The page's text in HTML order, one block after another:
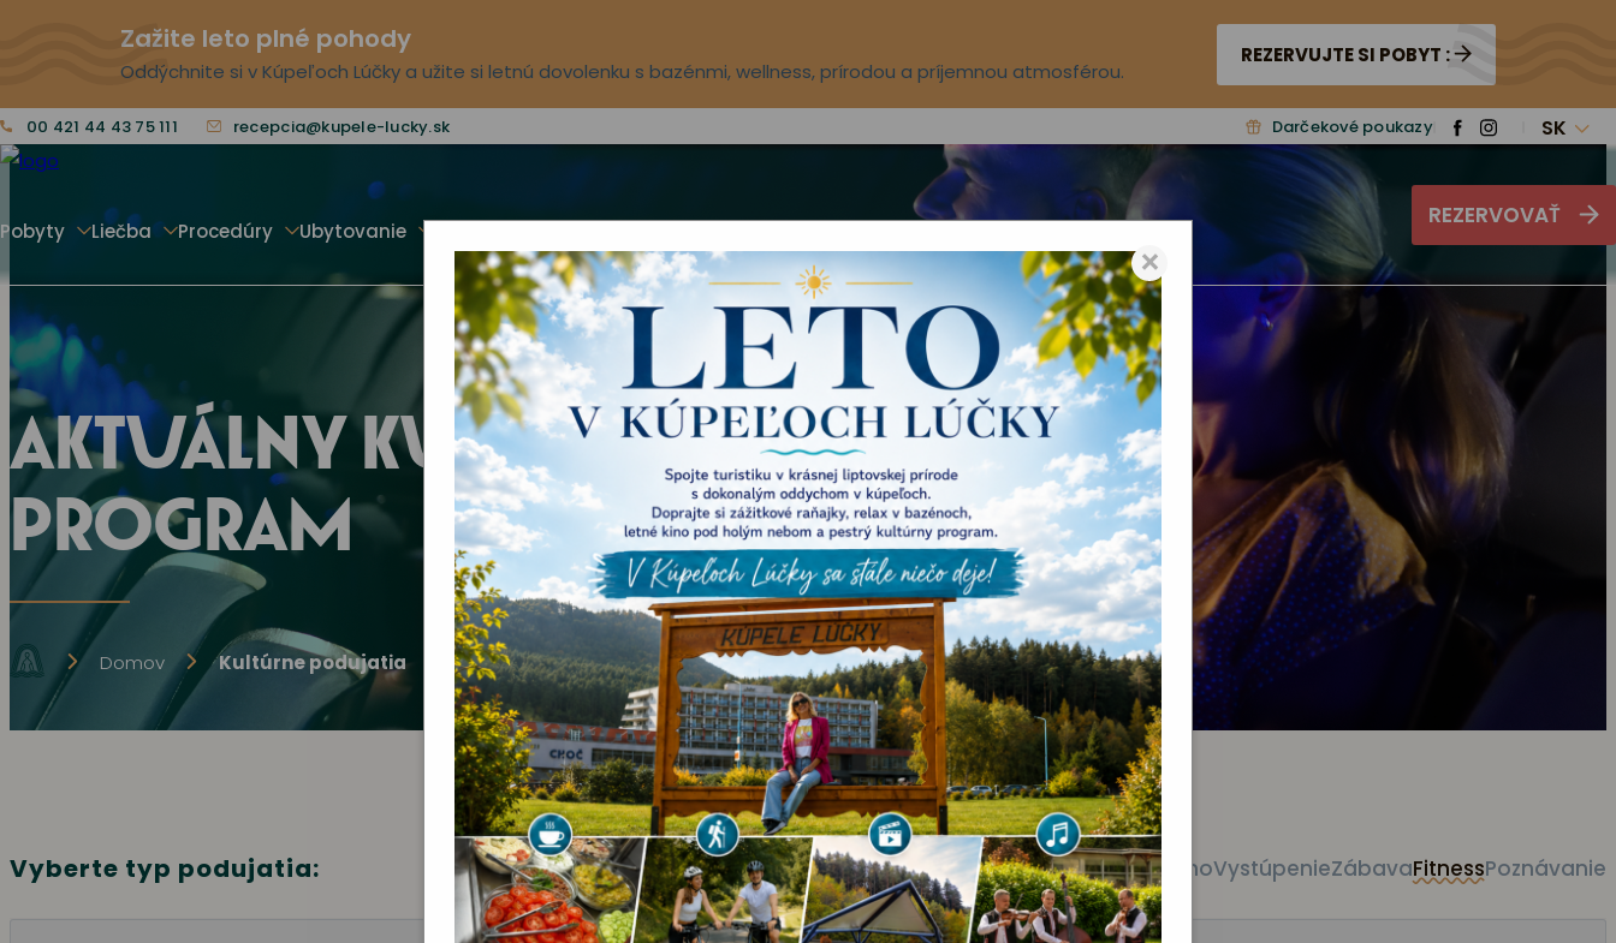
Zažite leto plné pohody
Oddýchnite si v Kúpeľoch Lúčky a užite si letnú dovolenku s bazénmi, wellness, prírodou a príjemnou atmosférou.
REZERVUJTE SI POBYT :
×
00 421 44 43 75 111 recepcia@kupele-lucky.sk Darčekové poukazy SK
Pobyty Liečba Procedúry Ubytovanie
REZERVOVAŤ
AKTUÁLNY KULTÚRNY
PROGRAM
Domov Kultúrne podujatia
Vyberte typ podujatia: Všetky akcie KinoVystúpenieZábavaFitnessPoznávanie